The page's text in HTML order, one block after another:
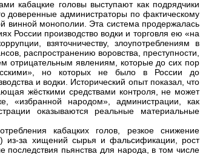
кабацкие головы выступают как подрядчики
доверенные администраторы по фактическому
винной монополии. Эта система продержалась
России производство водки и торговля ею «на
взяточничеству, злоупотреблениям в
распространению воровства, преступности,
отрицательным явлениям, которые до сих пор
но которых не было в России до
и водки. Исторический опыт показал, что
жёсткими средствами контроля, не может
«избранной народом», администрации, как
оказываются реальные материальные
кабацких голов, резкое снижение
из-за хищений сырья и фальсификации, рост
последствия пьянства для народа, в том числе